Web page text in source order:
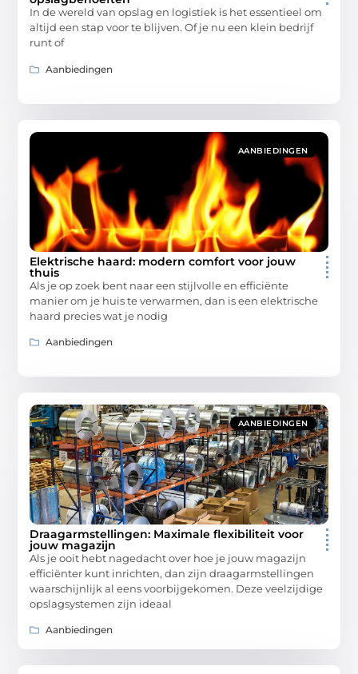
In de wereld van opslag en logistiek is het essentieel om
altijd een stap voor te blijven. Of je nu een klein bedrijf
runt of
Aanbiedingen
AANBIEDINGEN
Elektrische haard: modern comfort voor jouw
thuis
Als je op zoek bent naar een stijlvolle en efficiënte
manier om je huis te verwarmen, dan is een elektrische
haard precies wat je nodig
Aanbiedingen
AANBIEDINGEN
Draagarmstellingen: Maximale flexibiliteit voor
jouw magazijn
Als je ooit hebt nagedacht over hoe je jouw magazijn
efficiënter kunt inrichten, dan zijn draagarmstellingen
waarschijnlijk al eens voorbijgekomen. Deze veelzijdige
opslagsystemen zijn ideaal
Aanbiedingen